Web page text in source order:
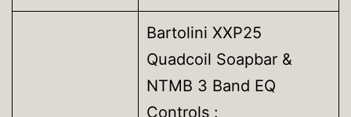
Bartolini XXP25
Quadcoil Soapbar &
NTMB 3 Band EQ
Controls :